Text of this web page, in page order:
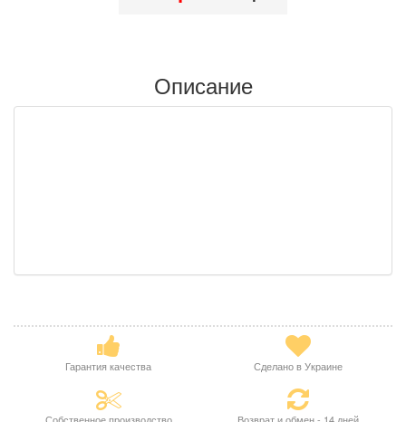
Описание
Гарантия качества Сделано в Украине